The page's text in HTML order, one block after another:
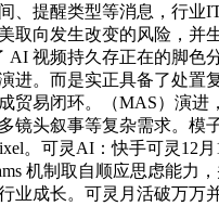
、提醒类型等消息，行业
取向发生改变的风险，并
AI 视频持久存正在的脚
进。而是实正具备了处置
贸易闭环。（MAS）演
镜头叙事等复杂需求。模
。可灵AI：快手可灵12
机制取自顺应思虑能
业成长。可灵月活破万万